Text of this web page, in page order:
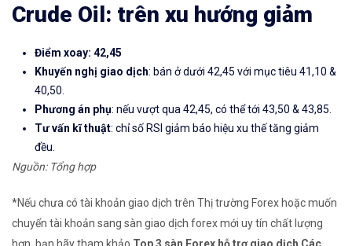
Crude Oil: trên xu hướng giảm
Điểm xoay: 42,45
Khuyến nghị giao dịch: bán ở dưới 42,45 với mục tiêu 41,10 &
40,50.
Phương án phụ: nếu vượt qua 42,45, có thể tới 43,50 & 43,85.
Tư vấn kĩ thuật: chỉ số RSI giảm báo hiệu xu thế tăng giảm
đều.
Nguồn: Tổng hợp
*Nếu chưa có tài khoản giao dịch trên Thị trường Forex hoặc muốn
chuyển tài khoản sang sàn giao dịch forex mới uy tín chất lượng